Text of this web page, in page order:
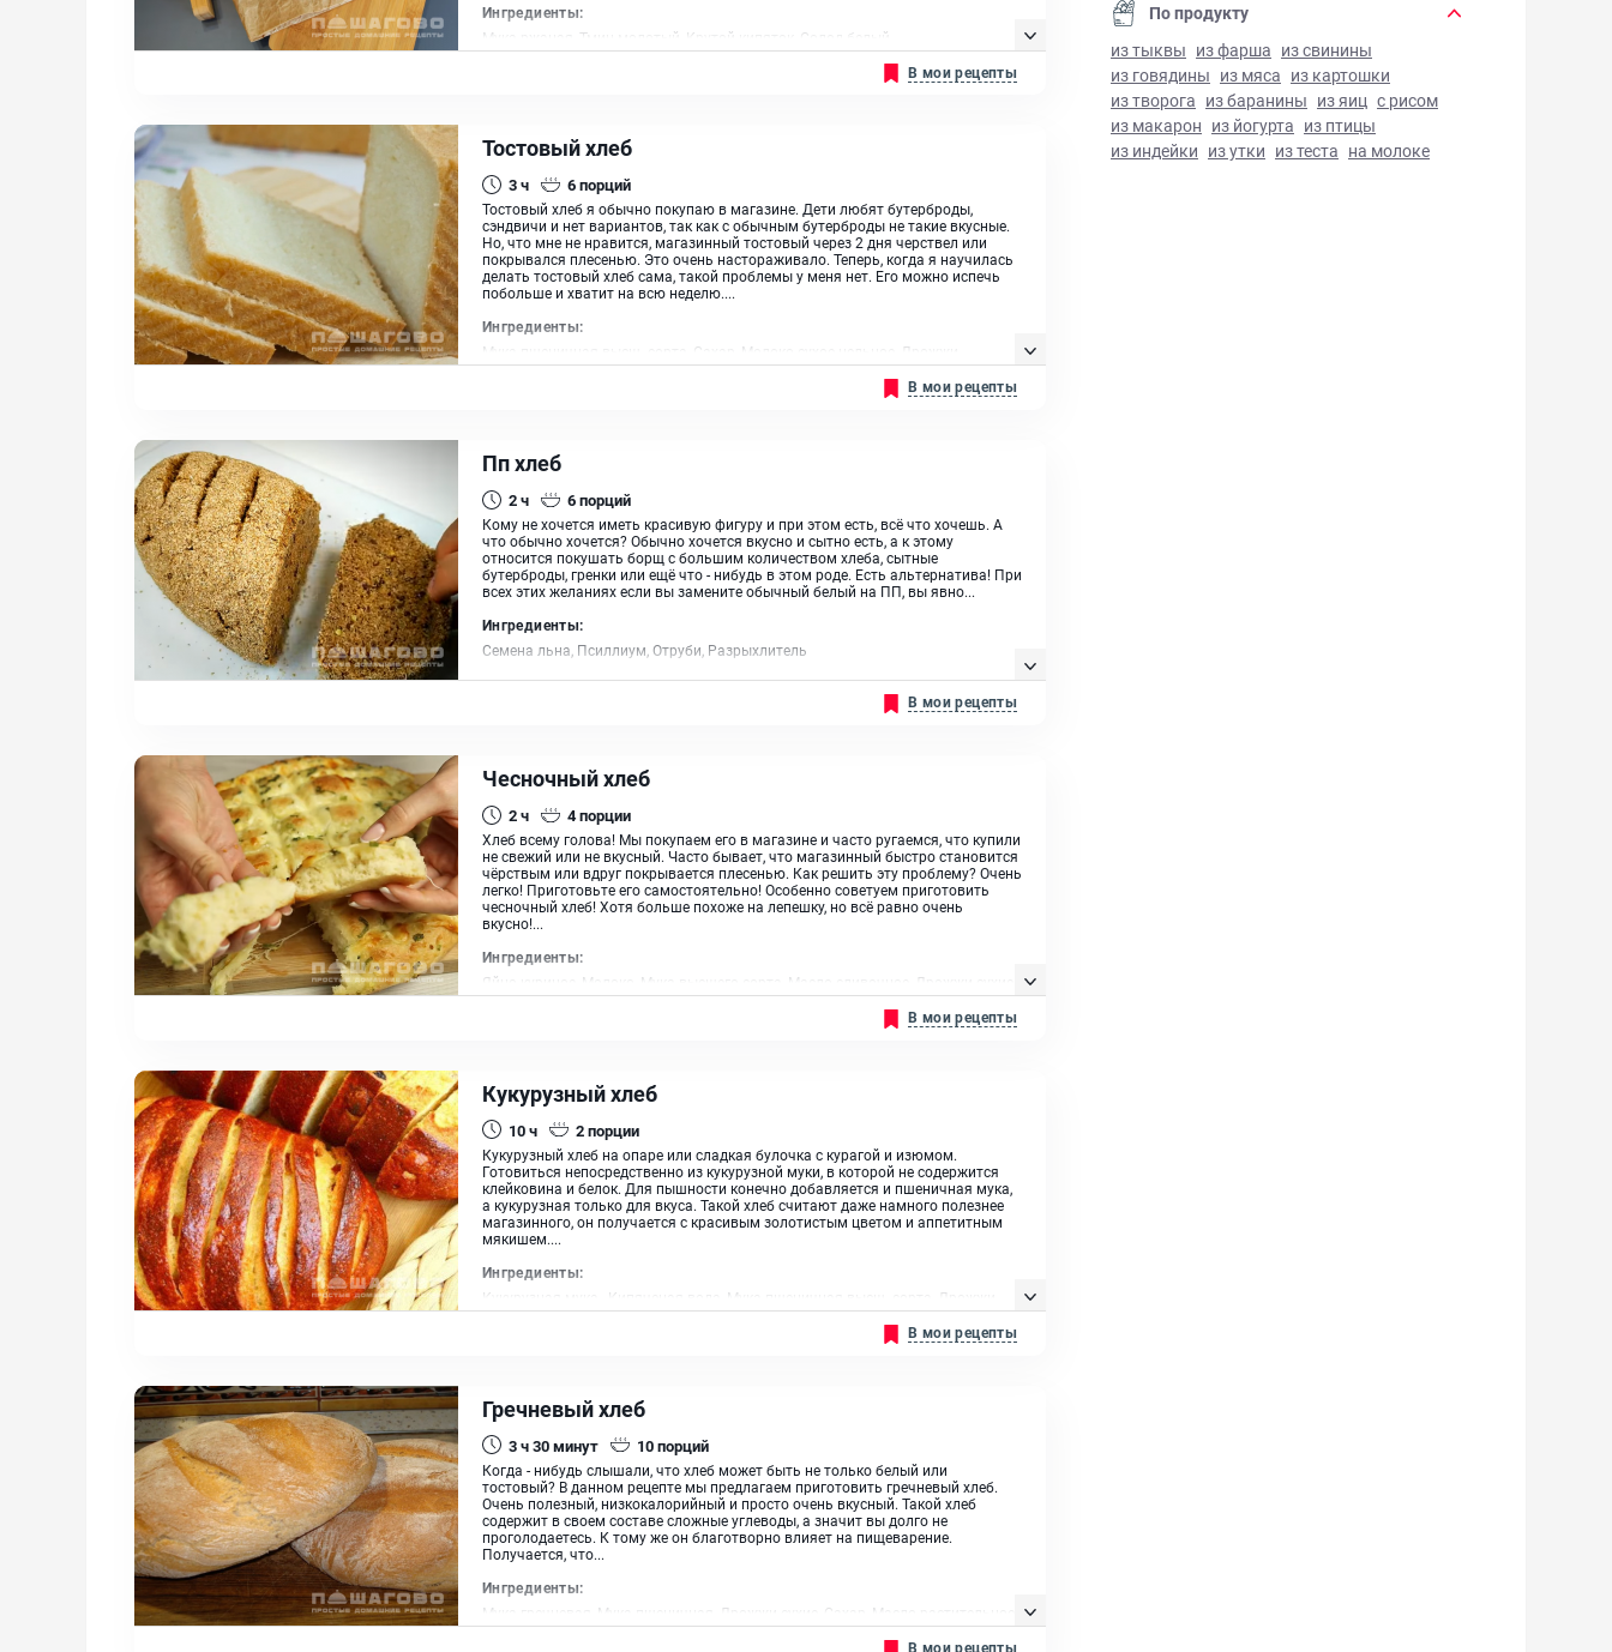
Ингредиенты:
Мука ржаная, Тмин молотый, Крутой кипяток, Солод белый
неферментированный, Ржаная закваска 100% влажности, Мука пшеничная
В мои рецепты
Тостовый хлеб
3 ч 6порций
Тостовый хлеб я обычно покупаю в магазине. Дети любят бутерброды,
сэндвичи и нет вариантов, так как с обычным бутерброды не такие вкусные.
Но, что мне не нравится, магазинный тостовый через 2 дня черствел или
покрывался плесенью. Это очень настораживало. Теперь, когда я научилась
делать тостовый хлеб сама, такой проблемы у меня нет. Его можно испечь
побольше и хватит на всю неделю....
Ингредиенты:
Мука пшеничная высш. сорта, Сахар, Молоко сухое цельное, Дрожжи
В мои рецепты
Пп хлеб
2 ч 6порций
Кому не хочется иметь красивую фигуру и при этом есть, всё что хочешь. А
что обычно хочется? Обычно хочется вкусно и сытно есть, а к этому
относится покушать борщ с большим количеством хлеба, сытные
бутерброды, гренки или ещё что - нибудь в этом роде. Есть альтернатива! При
всех этих желаниях если вы замените обычный белый на ПП, вы явно...
Ингредиенты:
Семена льна, Псиллиум, Отруби, Разрыхлитель
В мои рецепты
Чесночный хлеб
2 ч 4порции
Хлеб всему голова! Мы покупаем его в магазине и часто ругаемся, что купили
не свежий или не вкусный. Часто бывает, что магазинный быстро становится
чёрствым или вдруг покрывается плесенью. Как решить эту проблему? Очень
легко! Приготовьте его самостоятельно! Особенно советуем приготовить
чесночный хлеб! Хотя больше похоже на лепешку, но всё равно очень
вкусно!...
Ингредиенты:
Яйцо куриное, Молоко, Мука высшего сорта, Масло сливочное, Дрожжи сухие,
В мои рецепты
Кукурузный хлеб
10 ч 2порции
Кукурузный хлеб на опаре или сладкая булочка с курагой и изюмом.
Готовиться непосредственно из кукурузной муки, в которой не содержится
клейковина и белок. Для пышности конечно добавляется и пшеничная мука,
а кукурузная только для вкуса. Такой хлеб считают даже намного полезнее
магазинного, он получается с красивым золотистым цветом и аппетитным
мякишем....
Ингредиенты:
Кукурузная мука , Кипяченая вода, Мука пшеничная высш. сорта, Дрожжи
В мои рецепты
Гречневый хлеб
3 ч 30минут 10порций
Когда - нибудь слышали, что хлеб может быть не только белый или
тостовый? В данном рецепте мы предлагаем приготовить гречневый хлеб.
Очень полезный, низкокалорийный и просто очень вкусный. Такой хлеб
содержит в своем составе сложные углеводы, а значит вы долго не
проголодаетесь. К тому же он благотворно влияет на пищеварение.
Получается, что...
Ингредиенты:
Мука гречневая, Мука пшеничная, Дрожжи сухие, Сахар, Масло растительное
В мои рецепты
По продукту
из тыквы из фарша из свинины
из говядины из мяса из картошки
из творога из баранины из яиц с рисом
из макарон из йогурта из птицы
из индейки из утки из теста на молоке